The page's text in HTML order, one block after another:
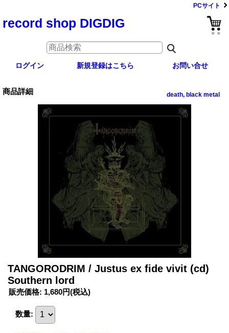
PCサイト
record shop DIGDIG
ログイン 新規登録はこちら お問い合せ
商品詳細 death, black metal
TANGORODRIM / Justus ex fide vivit (cd)
Southern lord
販売価格: 1,680円(税込)
数量: